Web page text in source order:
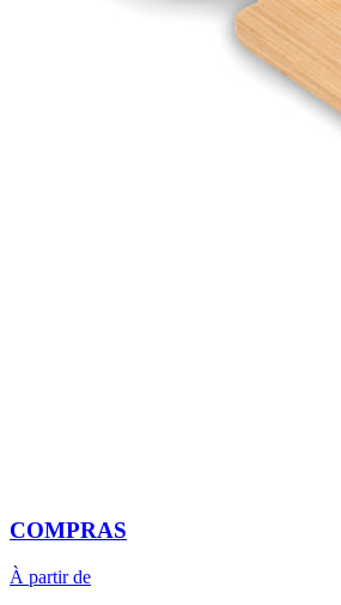
COMPRAS
À partir de